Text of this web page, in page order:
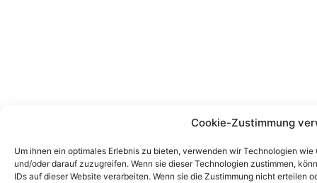
Cookie-Zustimmung
Um ihnen ein optimales Erlebnis zu bieten, verwenden wir Technologien
und/oder darauf zuzugreifen. Wenn sie dieser Technologien zustimmen,
IDs auf dieser Website verarbeiten. Wenn sie die Zustimmung nicht erteilen